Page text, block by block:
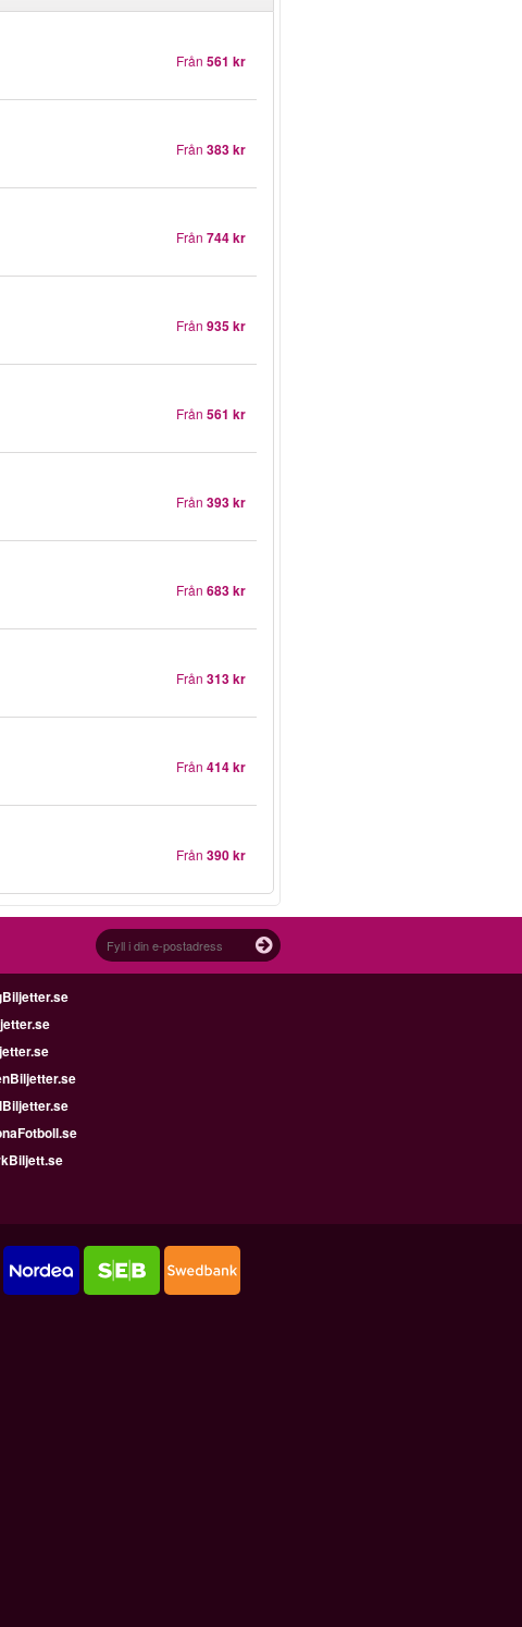
Från 561 kr
Från 383 kr
Från 744 kr
Från 935 kr
Från 561 kr
Från 393 kr
Från 683 kr
Från 313 kr
Från 414 kr
Från 390 kr